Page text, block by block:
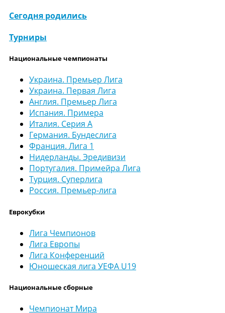
Сегодня родились
Турниры
Национальные чемпионаты
Украина. Премьер Лига
Украина. Первая Лига
Англия. Премьер Лига
Испания. Примера
Италия. Серия А
Германия. Бундеслига
Франция. Лига 1
Нидерланды. Эредивизи
Португалия. Примейра Лига
Турция. Суперлига
Россия. Премьер-лига
Еврокубки
Лига Чемпионов
Лига Европы
Лига Конференций
Юношеская лига УЕФА U19
Национальные сборные
Чемпионат Мира